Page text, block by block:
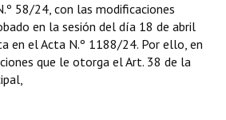
58/24, con las modificaciones
en la sesión del día 18 de abril
en el Acta N.º 1188/24. Por ello, en
que le otorga el Art. 38 de la